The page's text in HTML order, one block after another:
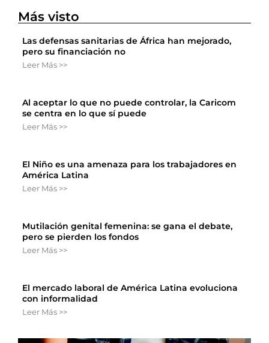
Más visto
Las defensas sanitarias de África han mejorado,
pero su financiación no
Leer Más >>
Al aceptar lo que no puede controlar, la Caricom
se centra en lo que sí puede
Leer Más >>
El Niño es una amenaza para los trabajadores en
América Latina
Leer Más >>
Mutilación genital femenina: se gana el debate,
pero se pierden los fondos
Leer Más >>
El mercado laboral de América Latina evoluciona
con informalidad
Leer Más >>